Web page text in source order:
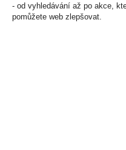
Cena za:1 ks
Skladem:5 - 50 ks
- od vyhledávání až po akce,
pomůžete web zlepšovat.